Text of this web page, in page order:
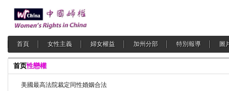
首頁 女性主義 婦女權益 加州分部 特別報導 圖
首页性戀權
美國最高法院裁定同性婚姻合法